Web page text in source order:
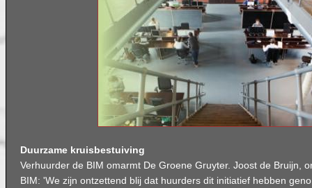
Duurzame kruisbestuiving
Verhuurder de BIM omarmt De Groene Gruyter. Joost de Bruijn,
BIM: 'We zijn ontzettend blij dat huurders dit initiatief hebben